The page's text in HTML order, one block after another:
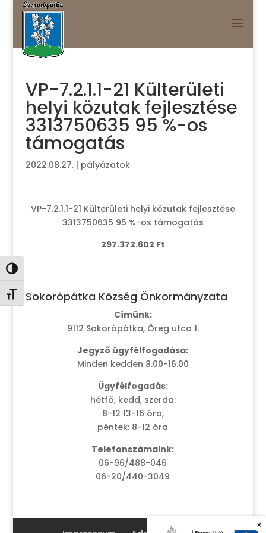
Nagy kontraszt váltása
Betűméret váltása
×
VP-7.2.1.1-21 Külterületi
helyi közutak fejlesztése
3313750635 95 %-os
támogatás
2022.08.27.| pályázatok
VP-7.2.1.1-21 Külterületi helyi közutak fejlesztése
3313750635 95 %-os támogatás
297.372.602 Ft
Sokorópátka Község Önkormányzata
Címünk:
9112 Sokorópátka, Öreg utca 1.
Jegyző ügyfélfogadása:
Minden kedden 8.00-16.00
Ügyfélfogadás:
hétfő, kedd, szerda:
8-12 13-16 óra,
péntek: 8-12 óra
Telefonszámaink:
06-96/488-046
06-20/440-3049